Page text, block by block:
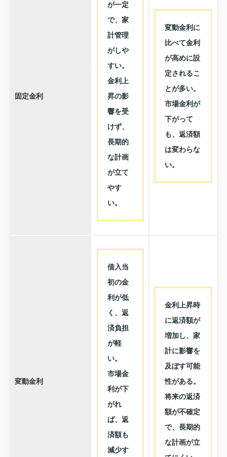
固定金利
が一定
で、家
計管理
がしや
すい。
金利上
昇の影
響を受
けず、
長期的
な計画
が立て
やす
い。
変動金利に
比べて金利
が高めに設
定されるこ
とが多い。
市場金利が
下がって
も、返済額
は変わらな
い。
変動金利
借入当
初の金
利が低
く、返
済負担
が軽
い。
市場金
利が下
がれ
ば、返
済額も
減少す
金利上昇時
に返済額が
増加し、家
計に影響を
及ぼす可能
性がある。
将来の返済
額が不確定
で、長期的
な計画が立